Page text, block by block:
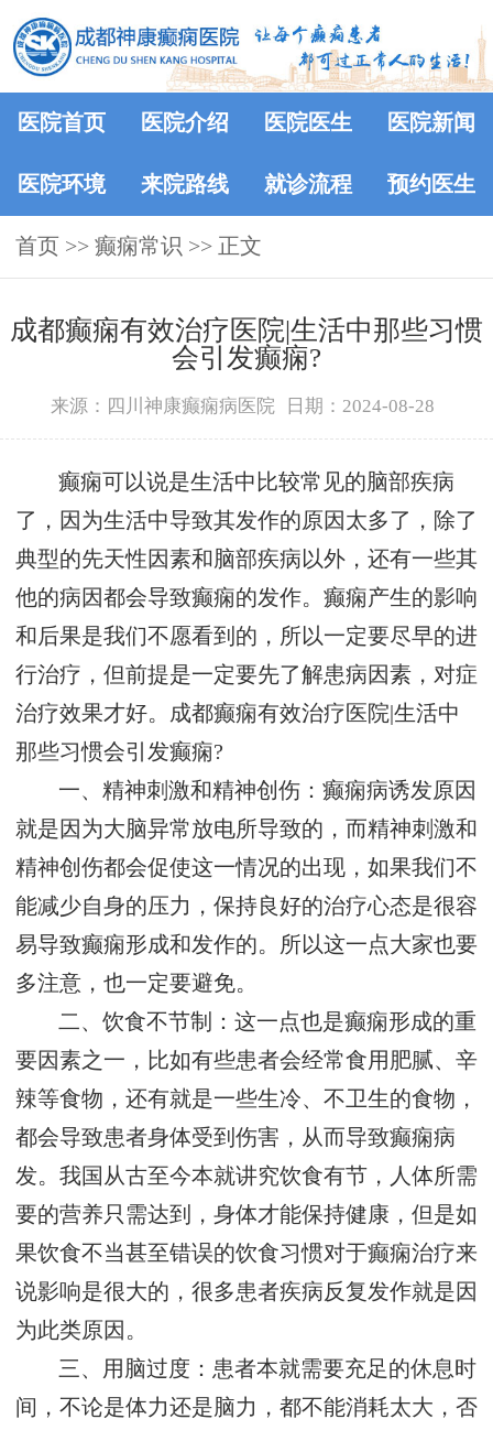
医院首页 医院介绍 医院医生 医院新闻
医院环境 来院路线 就诊流程 预约医生
首页 >> 癫痫常识 >> 正文
成都癫痫有效治疗医院|生活中那些习惯
会引发癫痫?
来源：四川神康癫痫病医院 日期：2024-08-28
癫痫可以说是生活中比较常见的脑部疾病
了，因为生活中导致其发作的原因太多了，除了
典型的先天性因素和脑部疾病以外，还有一些其
他的病因都会导致癫痫的发作。癫痫产生的影响
和后果是我们不愿看到的，所以一定要尽早的进
行治疗，但前提是一定要先了解患病因素，对症
治疗效果才好。成都癫痫有效治疗医院|生活中
那些习惯会引发癫痫?
一、精神刺激和精神创伤：癫痫病诱发原因
就是因为大脑异常放电所导致的，而精神刺激和
精神创伤都会促使这一情况的出现，如果我们不
能减少自身的压力，保持良好的治疗心态是很容
易导致癫痫形成和发作的。所以这一点大家也要
多注意，也一定要避免。
二、饮食不节制：这一点也是癫痫形成的重
要因素之一，比如有些患者会经常食用肥腻、辛
辣等食物，还有就是一些生冷、不卫生的食物，
都会导致患者身体受到伤害，从而导致癫痫病
发。我国从古至今本就讲究饮食有节，人体所需
要的营养只需达到，身体才能保持健康，但是如
果饮食不当甚至错误的饮食习惯对于癫痫治疗来
说影响是很大的，很多患者疾病反复发作就是因
为此类原因。
三、用脑过度：患者本就需要充足的休息时
间，不论是体力还是脑力，都不能消耗太大，否